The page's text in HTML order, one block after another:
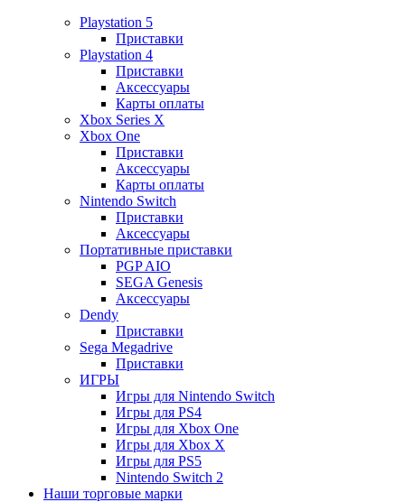
Playstation 5
Приставки
Playstation 4
Приставки
Аксессуары
Карты оплаты
Xbox Series X
Xbox One
Приставки
Аксессуары
Карты оплаты
Nintendo Switch
Приставки
Аксессуары
Портативные приставки
PGP AIO
SEGA Genesis
Аксессуары
Dendy
Приставки
Sega Megadrive
Приставки
ИГРЫ
Игры для Nintendo Switch
Игры для PS4
Игры для Xbox One
Игры для Xbox X
Игры для PS5
Nintendo Switch 2
Наши торговые марки